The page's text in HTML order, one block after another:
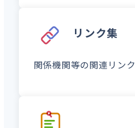
リンク集
関係機関等の関連リンク